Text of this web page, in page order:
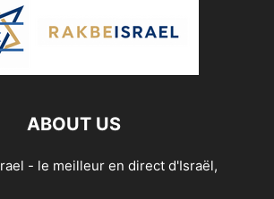
ABOUT US
- le meilleur en direct d'Israël,